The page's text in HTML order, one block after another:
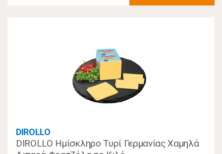
DIROLLO
DIROLLO Ημίσκληρο Τυρί Γερμανίας Χαμηλά